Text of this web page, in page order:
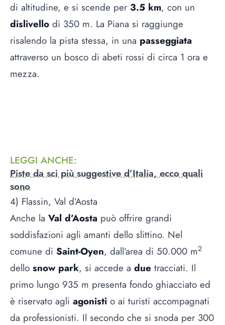
di altitudine, e si scende per 3.5 km, con un
dislivello di 350 m. La Piana si raggiunge
risalendo la pista stessa, in una passeggiata
attraverso un bosco di abeti rossi di circa 1 ora e
mezza.
LEGGI ANCHE:
Piste da sci più suggestive d’Italia, ecco quali
sono
4) Flassin, Val d’Aosta
Anche la Val d’Aosta può offrire grandi
soddisfazioni agli amanti dello slittino. Nel
comune di Saint-Oyen, dall’area di 50.000 m2
dello snow park, si accede a due tracciati. Il
primo lungo 935 m presenta fondo ghiacciato ed
è riservato agli agonisti o ai turisti accompagnati
da professionisti. Il secondo che si snoda per 300